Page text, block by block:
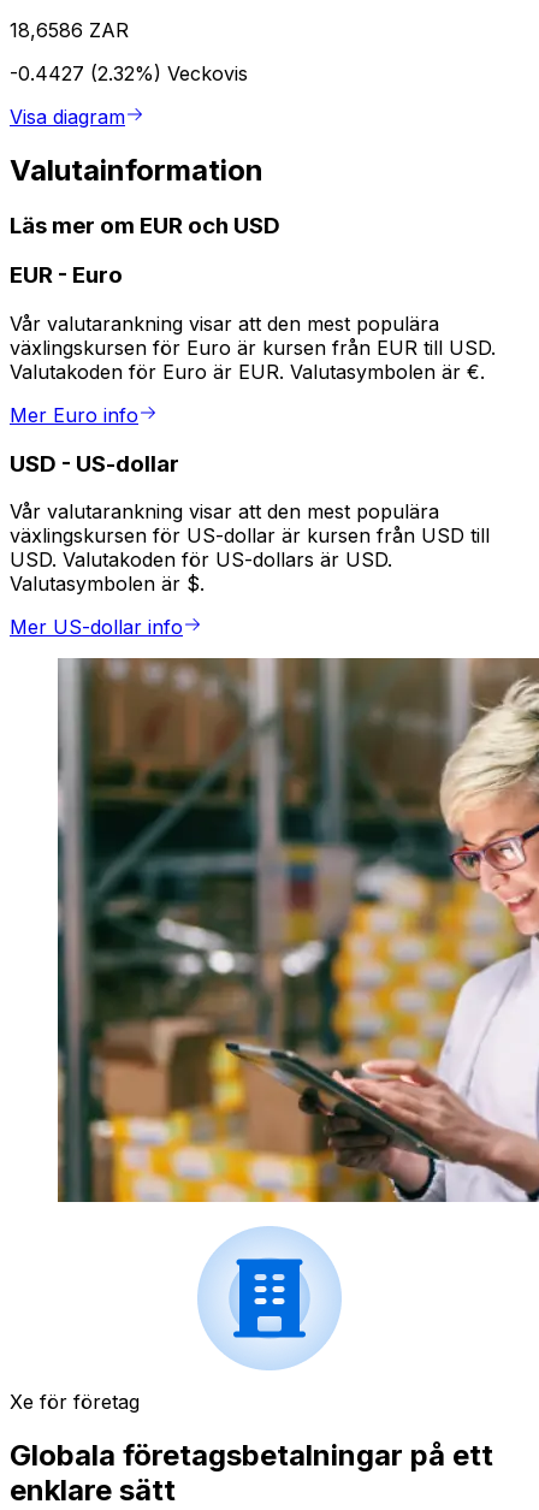
18,6586 ZAR
-0.4427 (2.32%) Veckovis
Visa diagram
Valutainformation
Läs mer om EUR och USD
EUR - Euro
Vår valutarankning visar att den mest populära
växlingskursen för Euro är kursen från EUR till USD.
Valutakoden för Euro är EUR. Valutasymbolen är €.
Mer Euro info
USD - US-dollar
Vår valutarankning visar att den mest populära
växlingskursen för US-dollar är kursen från USD till
USD. Valutakoden för US-dollars är USD.
Valutasymbolen är $.
Mer US-dollar info
Xe för företag
Globala företagsbetalningar på ett
enklare sätt